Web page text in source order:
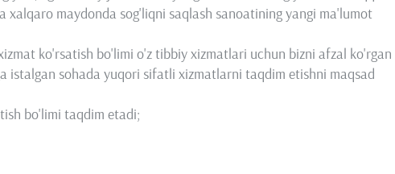
xalqaro maydonda sog'liqni saqlash sanoatining yangi ma'lumot
ko'rsatish bo'limi o'z tibbiy xizmatlari uchun bizni afzal ko'rgan
istalgan sohada yuqori sifatli xizmatlarni taqdim etishni maqsad
bo'limi taqdim etadi;